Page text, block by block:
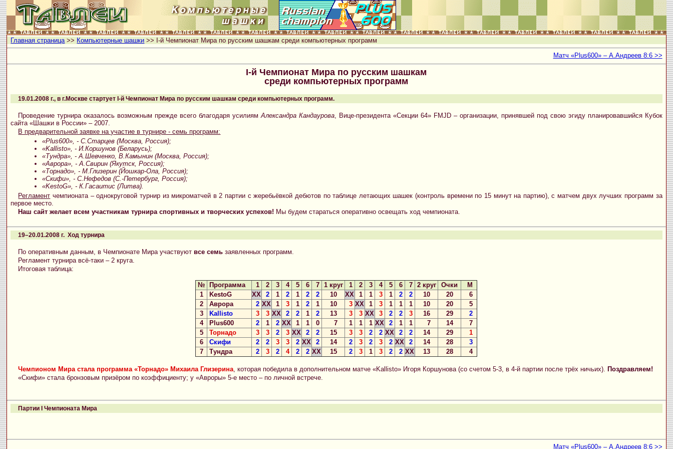
Главная страница>> Компьютерные шашки >> I-й Чемпионат Мира по русским шашкам среди компьютерных программ
Матч «Plus600» – А.Андреев 8:6 >>
I-й Чемпионат Мира по русским шашкам
среди компьютерных программ
19.01.2008 г., в г.Москве стартует I-й Чемпионат Мира по русским шашкам среди компьютерных программ.
Проведение турнира оказалось возможным прежде всего благодаря усилиямАлександра Кандаурова, Вице-президента «Секции 64» FMJD – организации, принявшей под свою эгиду планировавшийся Кубок
сайта «Шашки в России» – 2007.
В предварительной заявке на участие в турнире - семь программ:
«Plus600», - С.Старцев (Москва, Россия);
«Kallisto», - И.Коршунов (Беларусь);
«Тундра», - А.Шевченко, В.Камынин (Москва, Россия);
«Аврора», - А.Свирин (Якутск, Россия);
«Торнадо», - М.Глизерин (Йошкар-Ола, Россия);
«Скифи», - С.Нефедов (С.-Петербург, Россия);
«KestoG», - К.Гасаитис (Литва).
Регламент чемпионата – однокруговой турнир из микроматчей в 2 партии с жеребьёвкой дебютов по таблице летающих шашек (контроль времени по 15 минут на партию), с матчем двух лучших программ за
первое место.
Наш сайт желает всем участникам турнира спортивных и творческих успехов! Мы будем стараться оперативно освещать ход чемпионата.
19–20.01.2008 г. Ход турнира
По оперативным данным, в Чемпионате Мира участвуютвсе семь заявленных программ.
Регламент турнира всё-таки – 2 круга.
Итоговая таблица:
№ Программа 1 2 3 4 5 6 7 1 круг 1 2 3 4 5 6 7 2 круг Очки
М
1
KestoG XX 2 1 2 1 2 2 10 XX 1 1 3 1 2 2 10 20
6
2
Аврора 2 XX 1 3 1 2 1 10 3 XX 1 3 1 1 1 10 20
5
3
Kallisto 3 3 XX 2 2 1 2 13 3 3 XX 3 2 2 3 16 29
2
4
Plus600 2 1 2 XX 1 1 0 7 1 1 1 XX 2 1 1 7 14
7
5
Торнадо 3 3 2 3 XX 2 2 15 3 3 2 2 XX 2 2 14 29
1
6
Скифи 2 2 3 3 2 XX 2 14 2 3 2 3 2 XX 2 14 28
3
7
Тундра 2 3 2 4 2 2 XX 15 2 3 1 3 2 2 XX 13 28 4
Чемпионом Мира стала программа «Торнадо» Михаила Глизерина, которая победила в дополнительном матче «Kallisto» Игоря Коршунова (со счетом 5-3, в 4-й партии после трёх ничьих). Поздравляем!
«Скифи» стала бронзовым призёром по коэффициенту; у «Авроры» 5-е место – по личной встрече.
Партии I Чемпионата Мира
Матч «Plus600» – А.Андреев 8:6 >>